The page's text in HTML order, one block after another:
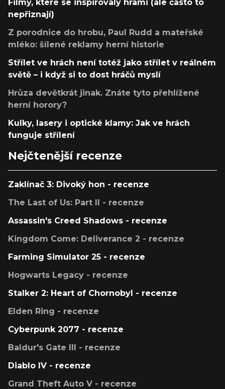
Filmy, které se inspirovaly hrami (ale často to
nepřiznají)
Z porodnice do hrobu, Paul Rudd a mateřské
mléko: šílené reklamy herní historie
Střílet ve hrách není totéž jako střílet v reálném
světě – i když si to dost hráčů myslí
Hrůza devětkrát jinak. Znáte tyto přehlížené
herní horory?
Kulky, lasery i optické klamy: Jak ve hrách
funguje střílení
Nejčtenější recenze
Zaklínač 3: Divoký hon - recenze
The Last of Us: Part II - recenze
Assassin's Creed Shadows - recenze
Kingdom Come: Deliverance 2 - recenze
Farming Simulator 25 - recenze
Hogwarts Legacy - recenze
Stalker 2: Heart of Chornobyl - recenze
Elden Ring - recenze
Cyberpunk 2077 - recenze
Baldur's Gate III - recenze
Diablo IV - recenze
Grand Theft Auto V - recenze